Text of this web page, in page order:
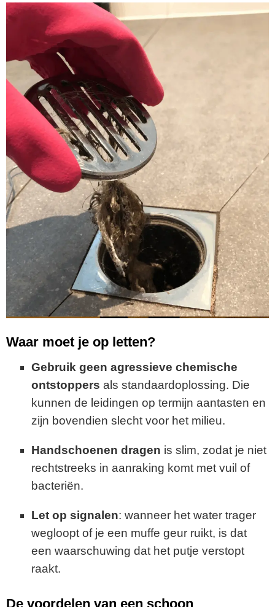
Waar moet je op letten?
Gebruik geen agressieve chemische
ontstoppers als standaardoplossing. Die
kunnen de leidingen op termijn aantasten en
zijn bovendien slecht voor het milieu.
Handschoenen dragen is slim, zodat je niet
rechtstreeks in aanraking komt met vuil of
bacteriën.
Let op signalen: wanneer het water trager
wegloopt of je een muffe geur ruikt, is dat
een waarschuwing dat het putje verstopt
raakt.
De voordelen van een schoon